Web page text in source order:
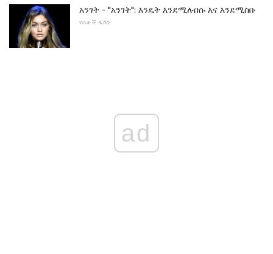
አንገት - "አንገት": እንዴት እንደሚለብሱ እና እንደሚስቡ
የሴቶች ፋሽን
ad